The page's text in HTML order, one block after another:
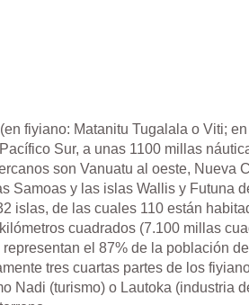
fiyiano: Matanitu Tugalala o Viti;
Sur, a unas 1100 millas
son Vanuatu al oeste, Nueva
Samoas y las islas Wallis y Futuna
islas, de las cuales 110 están
cuadrados (7.100 millas
el 87% de la población
tres cuartas partes de los
Nadi (turismo) o Lautoka (industria